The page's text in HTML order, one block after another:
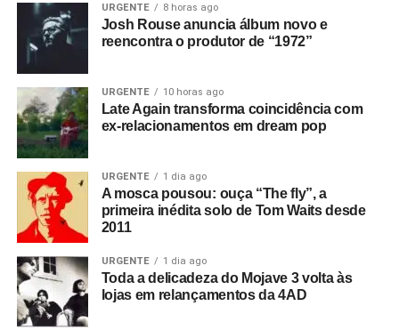
“É bom voltar a lançar música nova. É como se uma
válvula de pressão criativa tivesse sido aberta”, afirmou
Doug Robb sobre o momento atual do grupo.
Gostou do texto? Seu apoio mantém o Pop
Fantasma funcionando todo dia.
E se ainda não assinou, dá tempo:assine a
newsletter
e receba nossos posts direto no e-
Com a morte do baixista Andy Rourke, em 2023, uma
volta dos Smiths se tornou ainda mais improvável. A turnê
rara de revisitarThe queen is dead
quem esteve diretamente envolvido em sua criação.
E olha aí o cronograma da tour.
Gostou do texto? Seu apoio mantém o Pop
Fantasma funcionando todo dia.Apoie aqui.
E se ainda não assinou, dá tempo:
newslettere receba nossos posts direto no e-
mail.
URGENTE 8 horas ago
Josh Rouse anuncia álbum novo e
reencontra o produtor de “1972”
URGENTE 10 horas ago
Late Again transforma coincidência com
ex-relacionamentos em dream pop
URGENTE 1 dia ago
A mosca pousou: ouça “The fly”, a
primeira inédita solo de Tom Waits desde
2011
URGENTE 1 dia ago
Toda a delicadeza do Mojave 3 volta às
lojas em relançamentos da 4AD